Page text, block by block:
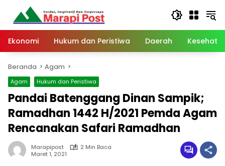
Langsung
konten
Ekonomi
Hukum dan Peristiwa Daerah
Beranda Agam
Agam Hukum dan Peristiwa
Pandai Batenggang Dinan Sampik;
Ramadhan 1442 H/2021 Pemda Agam
Rencanakan Safari Ramadhan
Marapipost
2 Min Baca
Maret 1, 2021